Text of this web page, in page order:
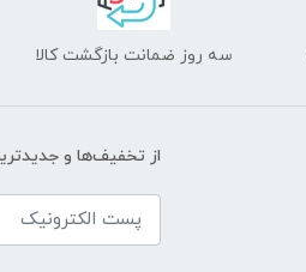
سه روز ضمانت بازگشت کالا
از تخفیف‌ها و